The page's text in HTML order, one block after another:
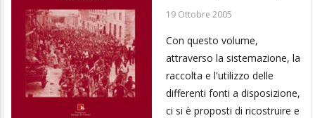
19 Ottobre 2005
Con questo volume,
attraverso la sistemazione, la
raccolta e l'utilizzo delle
differenti fonti a disposizione,
ci si è proposti di ricostruire e